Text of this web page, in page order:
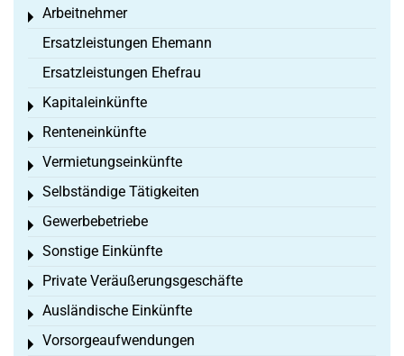
Arbeitnehmer
Toggle menu
Ersatzleistungen Ehemann
Ersatzleistungen Ehefrau
Kapitaleinkünfte
Toggle menu
Renteneinkünfte
Toggle menu
Vermietungseinkünfte
Toggle menu
Selbständige Tätigkeiten
Toggle menu
Gewerbebetriebe
Toggle menu
Sonstige Einkünfte
Toggle menu
Private Veräußerungsgeschäfte
Toggle menu
Ausländische Einkünfte
Toggle menu
Vorsorgeaufwendungen
Toggle menu